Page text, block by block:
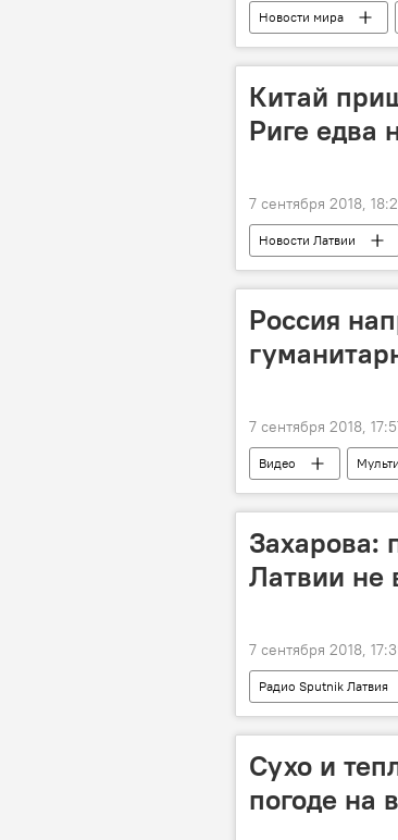
Новости мира
грузоперевозки
Китай
Риге едва
7 сентября 2018,
Новости Латвии
Россия
7 сентября 2018,
Видео
Захарова:
Латвии не
7 сентября 2018,
Радио Sputnik Латвия
РТР-Россия
Сухо и
погоде на